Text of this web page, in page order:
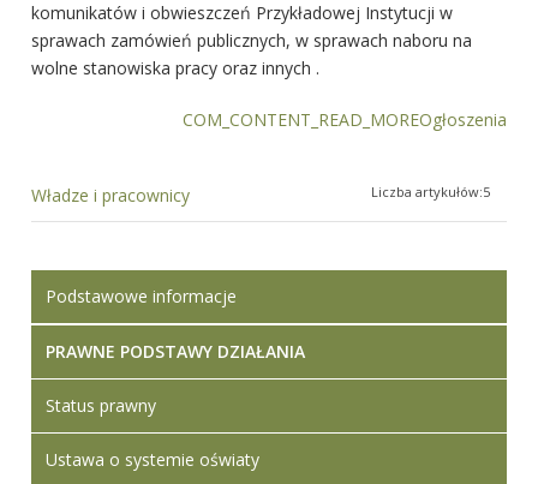
komunikatów i obwieszczeń Przykładowej Instytucji w
sprawach zamówień publicznych, w sprawach naboru na
wolne stanowiska pracy oraz innych .
COM_CONTENT_READ_MOREOgłoszenia
Władze i pracownicy Liczba artykułów:5
Podstawowe informacje
PRAWNE PODSTAWY DZIAŁANIA
Status prawny
Ustawa o systemie oświaty